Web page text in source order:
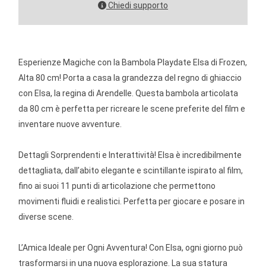
Chiedi supporto
Esperienze Magiche con la Bambola Playdate Elsa di Frozen,
Alta 80 cm! Porta a casa la grandezza del regno di ghiaccio
con Elsa, la regina di Arendelle. Questa bambola articolata
da 80 cm è perfetta per ricreare le scene preferite del film e
inventare nuove avventure.
Dettagli Sorprendenti e Interattività! Elsa è incredibilmente
dettagliata, dall’abito elegante e scintillante ispirato al film,
fino ai suoi 11 punti di articolazione che permettono
movimenti fluidi e realistici. Perfetta per giocare e posare in
diverse scene.
L’Amica Ideale per Ogni Avventura! Con Elsa, ogni giorno può
trasformarsi in una nuova esplorazione. La sua statura